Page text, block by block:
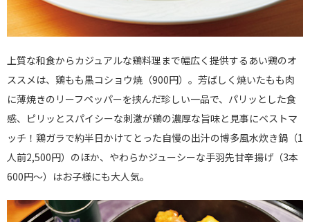
上質な和食からカジュアルな鶏料理まで幅広く提供するあい鶏のオ
ススメは、鶏もも黒コショウ焼（900円）。芳ばしく焼いたもも肉
に薄焼きのリーフペッパーを挟んだ珍しい一品で、パリッとした食
感、ピリッとスパイシーな刺激が鶏の濃厚な旨味と見事にベストマ
ッチ！鶏ガラで約半日かけてとった自慢の出汁の博多風水炊き鍋（1
人前2,500円）のほか、やわらかジューシーな手羽先甘辛揚げ（3本
600円～）はお子様にも大人気。